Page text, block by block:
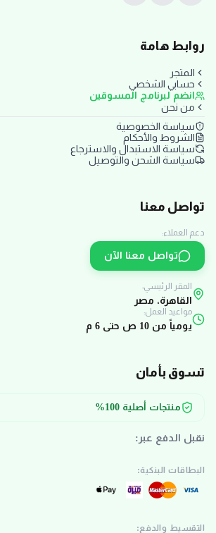
روابط هامة
المتجر
حسابي الشخصي
انضم لبرنامج المسوقين
من نحن
سياسة الخصوصية
الشروط والأحكام
سياسة الاستبدال والاسترجاع
سياسة الشحن والتوصيل
تواصل معنا
دعم العملاء:
تواصل معنا الآن
المقر الرئيسي:
القاهرة، مصر
مواعيد العمل:
يومياً من 10 ص حتى 6 م
تسوق بأمان
منتجات أصلية 100%
نقبل الدفع عبر:
البطاقات البنكية:
التقسيط والدفع: